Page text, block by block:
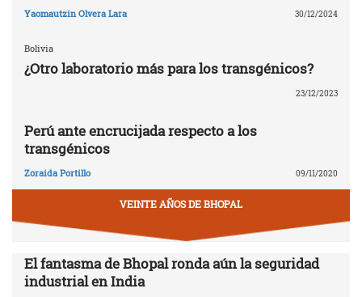
Yaomautzin Olvera Lara 30/12/2024
Bolivia
¿Otro laboratorio más para los transgénicos?
23/12/2023
Perú ante encrucijada respecto a los
transgénicos
Zoraida Portillo 09/11/2020
VEINTE AÑOS DE BHOPAL
El fantasma de Bhopal ronda aún la seguridad
industrial en India